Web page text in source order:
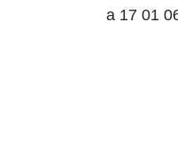
a 17 01 06-